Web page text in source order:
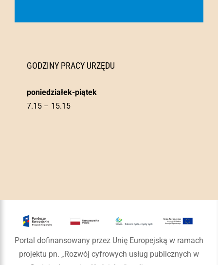
GODZINY PRACY URZĘDU
poniedziałek-piątek
7.15 – 15.15
Portal dofinansowany przez Unię Europejską w ramach
projektu pn. „Rozwój cyfrowych usług publicznych w